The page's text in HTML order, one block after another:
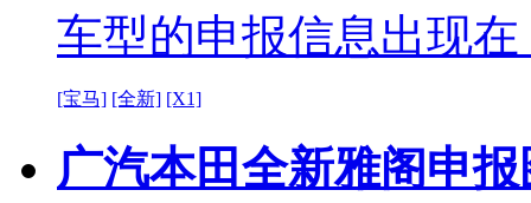
车型的申报信息出现
[宝马] [全新] [X1]
广汽本田全新雅阁申